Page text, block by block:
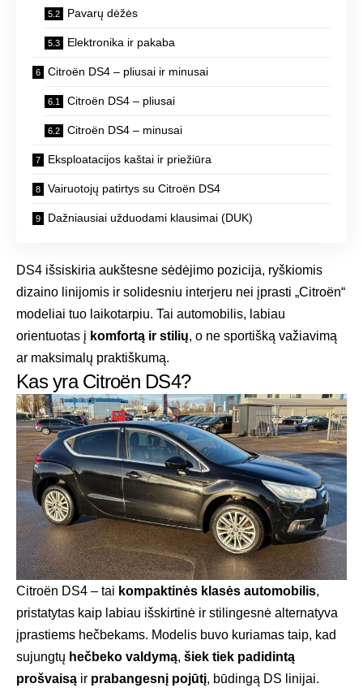
Pavarų dėžės
Elektronika ir pakaba
Citroën DS4 – pliusai ir minusai
Citroën DS4 – pliusai
Citroën DS4 – minusai
Eksploatacijos kaštai ir priežiūra
Vairuotojų patirtys su Citroën DS4
Dažniausiai užduodami klausimai (DUK)
DS4 išsiskiria aukštesne sėdėjimo pozicija, ryškiomis
dizaino linijomis ir solidesniu interjeru nei įprasti „Citroën“
modeliai tuo laikotarpiu. Tai automobilis, labiau
orientuotas į komfortą ir stilių, o ne sportišką važiavimą
ar maksimalų praktiškumą.
Kas yra Citroën DS4?
Citroën DS4 – tai kompaktinės klasės automobilis,
pristatytas kaip labiau išskirtinė ir stilingesnė alternatyva
įprastiems hečbekams. Modelis buvo kuriamas taip, kad
sujungtų hečbeko valdymą, šiek tiek padidintą
prošvaisą ir prabangesnį pojūtį, būdingą DS linijai.